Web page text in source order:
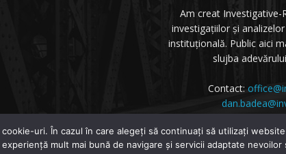
Am creat Investigative-
investigațiilor și
instituțională. Public aici
slujba
Contact:
© 2025 Investigative-
uri. În cazul în care alegeți să continuați să utilizați
mult mai bună de navigare și servicii adaptate